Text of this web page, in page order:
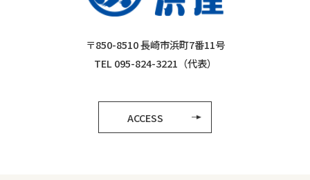
〒850-8510 長崎市浜町7番11号
TEL 095-824-3221（代表）
ACCESS